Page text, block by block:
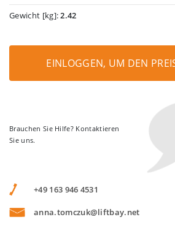
Gewicht [kg]:2.42
EINLOGGEN, UM DEN
Brauchen Sie Hilfe? Kontaktieren
Sie uns.
+49 163 946 4531
anna.tomczuk@liftbay.net